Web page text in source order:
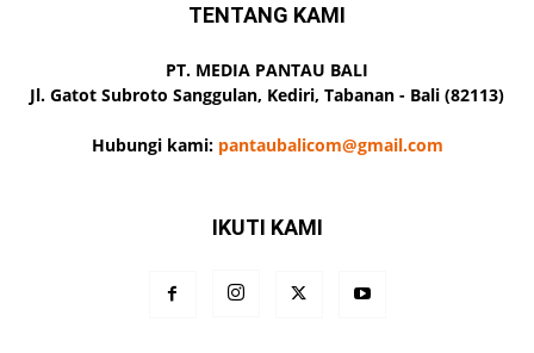
TENTANG KAMI
PT. MEDIA PANTAU BALI
Jl. Gatot Subroto Sanggulan, Kediri, Tabanan - Bali (82113)
Hubungi kami: pantaubalicom@gmail.com
IKUTI KAMI